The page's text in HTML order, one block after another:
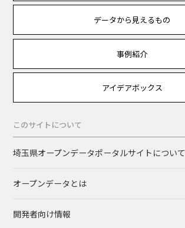
データから見えるもの
事例紹介
アイデアボックス
このサイトについて
埼玉県オープンデータポータルサイトについて
オープンデータとは
開発者向け情報